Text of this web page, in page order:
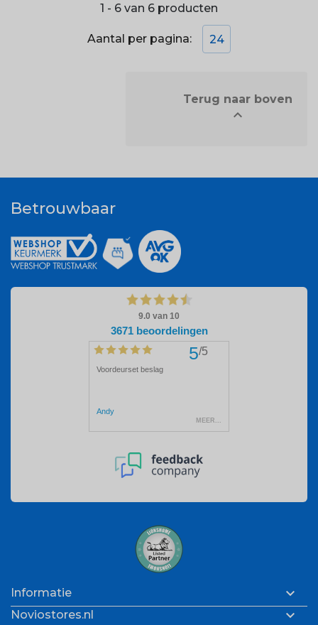
1 - 6 van 6 producten
Aantal per pagina: 24

Betrouwbaar
Informatie 
Noviostores.nl 